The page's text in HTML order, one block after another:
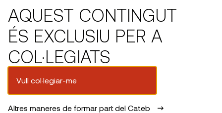
AQUEST CONTINGUT
ÉS EXCLUSIU PER A
COL·LEGIATS
Vull col·legiar-me
Altres maneres de formar part del Cateb